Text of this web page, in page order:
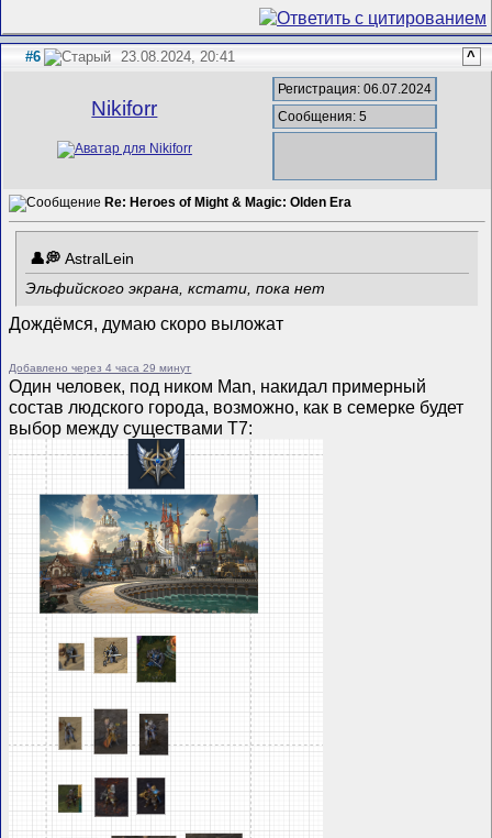
#6 23.08.2024, 20:41 ^
Nikiforr
Регистрация: 06.07.2024
Сообщения: 5
Re: Heroes of Might & Magic: Olden Era
AstralLein
Эльфийского экрана, кстати, пока нет
Дождёмся, думаю скоро выложат
Добавлено через 4 часа 29 минут
Один человек, под ником Man, накидал примерный
состав людского города, возможно, как в семерке будет
выбор между существами Т7: